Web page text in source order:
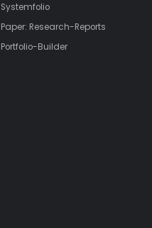
Systemfolio
Paper: Research-Reports
Portfolio-Builder